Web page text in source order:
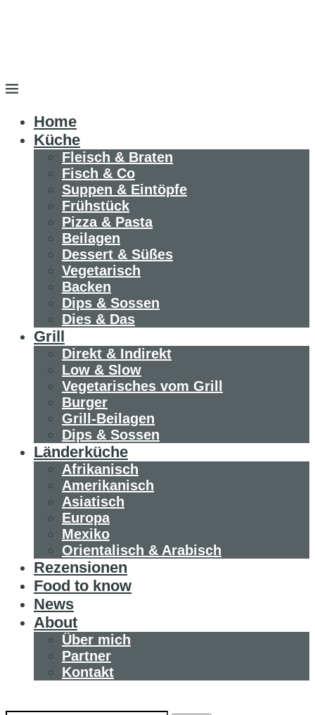
Home
Küche
Fleisch & Braten
Fisch & Co
Suppen & Eintöpfe
Frühstück
Pizza & Pasta
Beilagen
Dessert & Süßes
Vegetarisch
Backen
Dips & Sossen
Dies & Das
Grill
Direkt & Indirekt
Low & Slow
Vegetarisches vom Grill
Burger
Grill-Beilagen
Dips & Sossen
Länderküche
Afrikanisch
Amerikanisch
Asiatisch
Europa
Mexiko
Orientalisch & Arabisch
Rezensionen
Food to know
News
About
Über mich
Partner
Kontakt